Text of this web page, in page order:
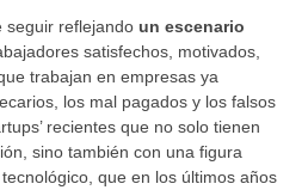
seguir reflejando un escenario
satisfechos, motivados,
trabajan en empresas ya
los mal pagados y los falsos
recientes que no solo tienen
sino también con una figura
que en los últimos años